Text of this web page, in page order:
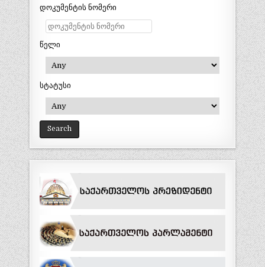
დოკუმენტის ნომერი
წელი
სტატუსი